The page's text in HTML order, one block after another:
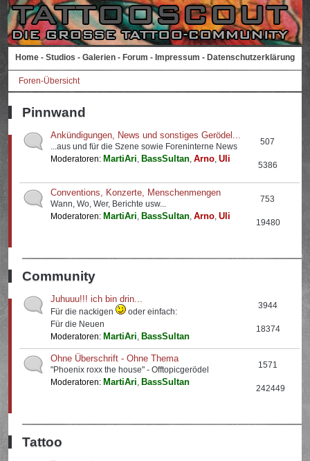
Home - Studios - Galerien - Forum - Impressum - Datenschutzerklärung
Foren-Übersicht
Pinnwand
Ankündigungen, News und sonstiges Gerödel...
...aus und für die Szene sowie Foreninterne News
Moderatoren: MartiAri, BassSultan,Arno,Uli
507
5386
Conventions, Konzerte, Menschenmengen
Wann, Wo, Wer, Berichte usw...
Moderatoren: MartiAri, BassSultan,Arno,Uli
753
19480
Community
Juhuuu!!! ich bin drin...
Für die nackigen
oder einfach:
Für die Neuen
Moderatoren: MartiAri, BassSultan
3944
18374
Ohne Überschrift - Ohne Thema
"Phoenix roxx the house" - Offtopicgerödel
Moderatoren: MartiAri, BassSultan
1571
242449
Tattoo